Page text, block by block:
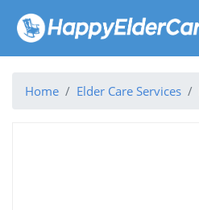
Home Elder Care Services